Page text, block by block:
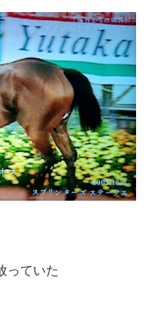
っていた